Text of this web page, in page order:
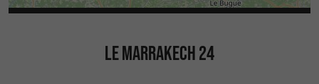
LE MARRAKECH 24